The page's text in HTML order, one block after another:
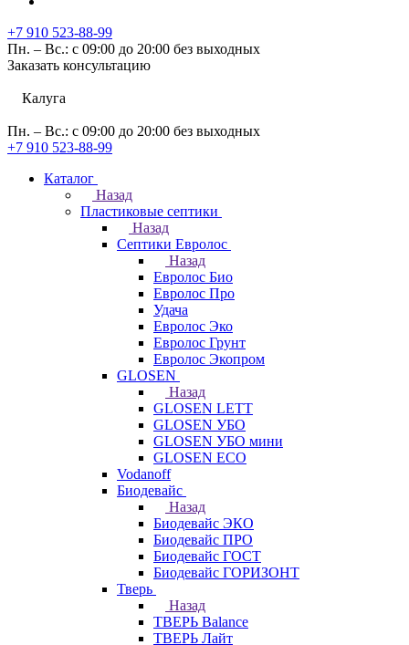
+7 910 523-88-99
Пн. – Вс.: с 09:00 до 20:00 без выходных
Заказать консультацию
Калуга
Пн. – Вс.: с 09:00 до 20:00 без выходных
+7 910 523-88-99
Каталог
Назад
Пластиковые септики
Назад
Септики Евролос
Назад
Евролос Био
Евролос Про
Удача
Евролос Эко
Евролос Грунт
Евролос Экопром
GLOSEN
Назад
GLOSEN LETT
GLOSEN УБО
GLOSEN УБО мини
GLOSEN ECO
Vodanoff
Биодевайс
Назад
Биодевайс ЭКО
Биодевайс ПРО
Биодевайс ГОСТ
Биодевайс ГОРИЗОНТ
Тверь
Назад
ТВЕРЬ Balance
ТВЕРЬ Лайт